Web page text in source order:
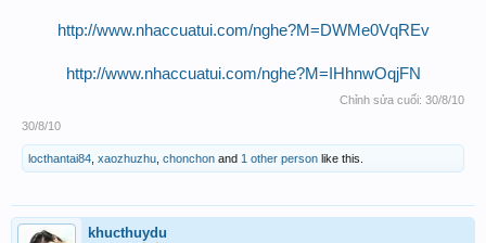
http://www.nhaccuatui.com/nghe?M=DWMe0VqREv
http://www.nhaccuatui.com/nghe?M=IHhnwOqjFN
Chỉnh sửa cuối: 30/8/10
30/8/10
locthantai84 xaozhuzhu chonchon and 1 other person like this.
khucthuydu